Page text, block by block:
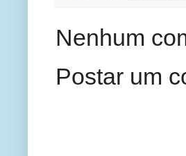
Nenhum
Postar um